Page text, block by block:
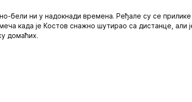
бели ни у надокнади времена. Ређале су се
када је Костов снажно шутирао са дистанце, али
домаћих.